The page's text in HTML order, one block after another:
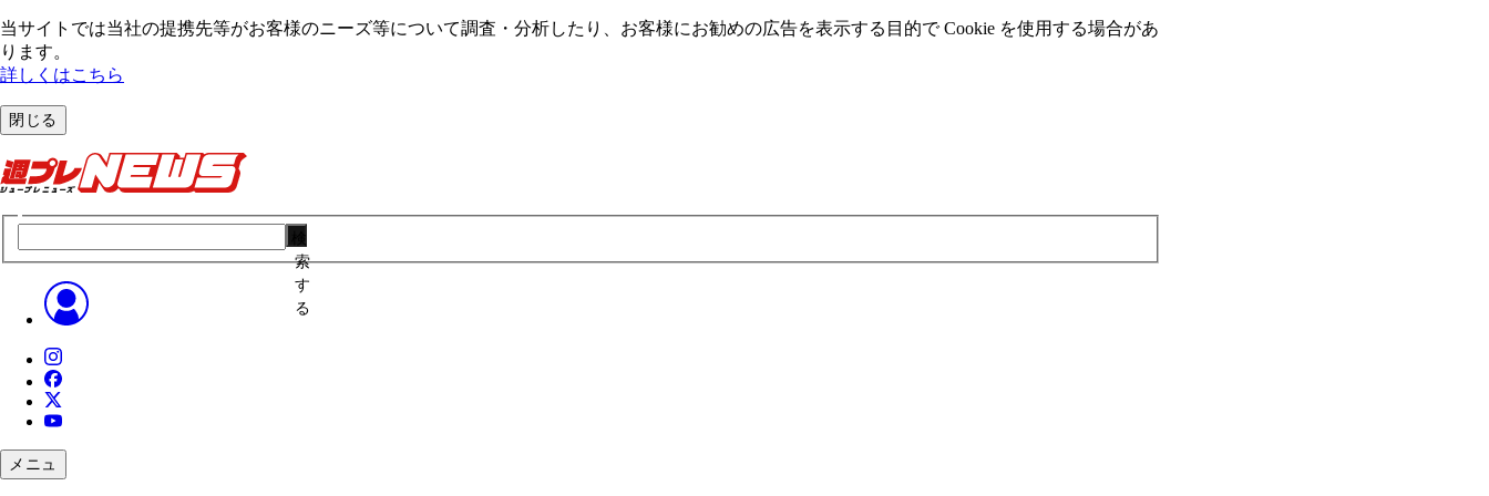
当サイトでは当社の提携先等がお客様のニーズ等について調査・分析したり、お客様にお勧めの広告を表⽰する⽬的で Cookie を使⽤する場合があ
ります。
詳しくはこちら
閉じる
索
す
る
メニュ